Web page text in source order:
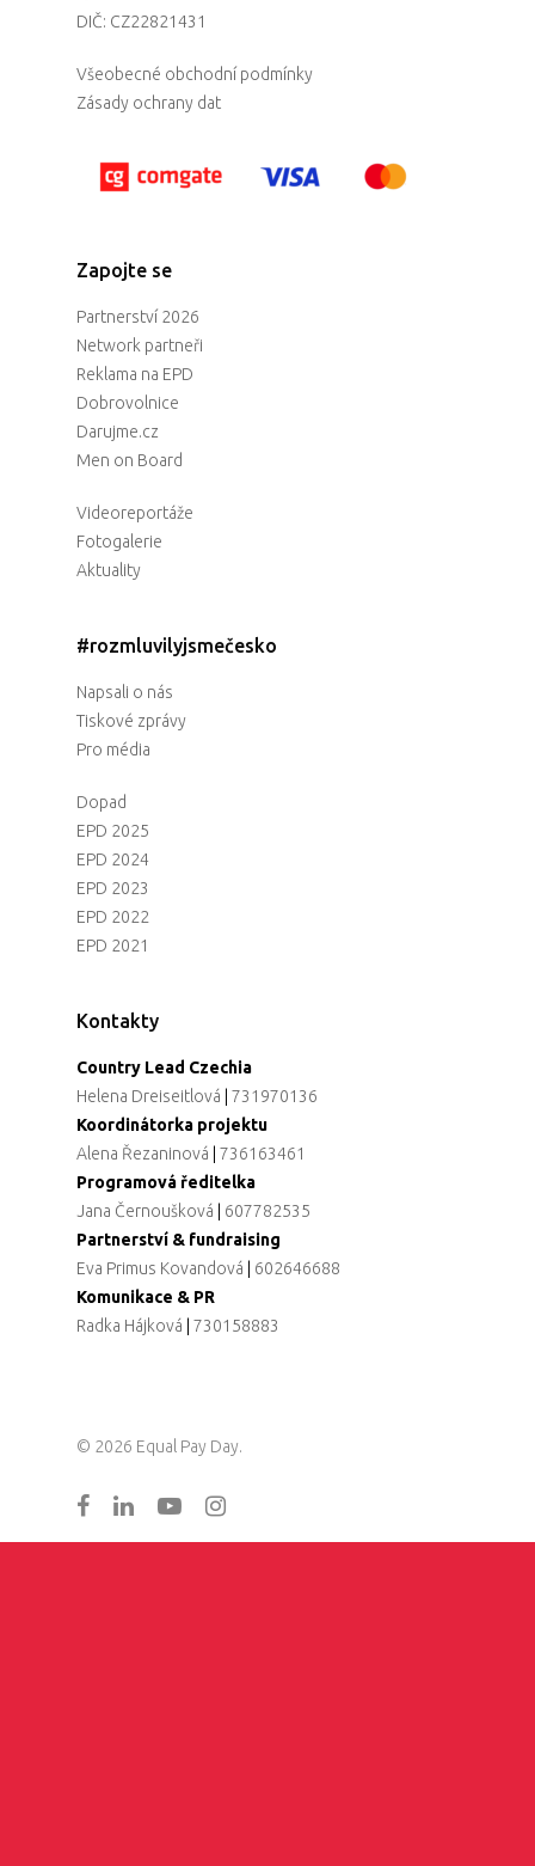
Vodičkova 700/32, 110 00 Praha 1
IČO: 22821431
Všeobecné obchodní podmínky
Zapojte se
Partnerství 2026
Network partneři
Dobrovolnice
Darujme.cz
Men on Board
Fotogalerie
Aktuality
#rozmluvilyjsmečesko
Napsali o nás
Tiskové zprávy
Pro média
Dopad
EPD 2025
EPD 2022
EPD 2021
Kontakty
Country Lead Czechia
Helena Dreiseitlová
|731970136
Koordinátorka projektu
Alena Řezaninová|736163461
Programová ředitelka
Jana Černoušková|607782535
Radka Hájková|730158883